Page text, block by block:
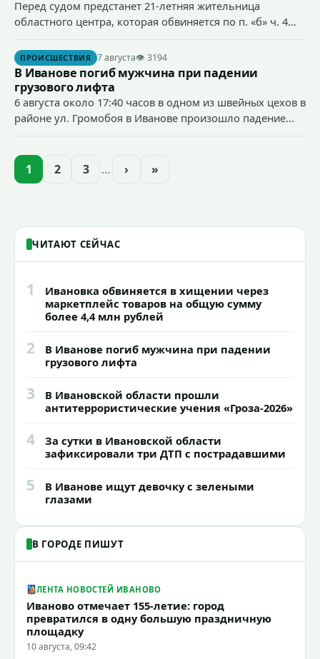
Перед судом предстанет 21-летняя жительница
областного центра, которая обвиняется по п. «б» ч. 4
сумму более 4,4 млн рублей через маркетплейс.
ПРОИСШЕСТВИЯ 7 августа👁 3194
В Иванове погиб мужчина при падении
грузового лифта
6 августа около 17:40 часов в одном из швейных цехов в
районе ул. Громобоя в Иванове произошло падение
1 2 3 … › »
ЧИТАЮТ СЕЙЧАС
1
Ивановка обвиняется в хищении через
маркетплейс товаров на общую сумму
более 4,4 млн рублей
2
В Иванове погиб мужчина при падении
грузового лифта
3
В Ивановской области прошли
антитеррористические учения «Гроза-2026»
4
За сутки в Ивановской области
зафиксировали три ДТП с пострадавшими
5
В Иванове ищут девочку с зелеными
глазами
В ГОРОДЕ ПИШУТ
ЛЕНТА НОВОСТЕЙ ИВАНОВО
Иваново отмечает 155-летие: город
превратился в одну большую праздничную
площадку
10 августа, 09:42